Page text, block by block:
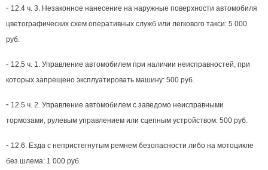
- 12.4 ч. 3. Незаконное нанесение на наружные поверхности автомобиля
цветографических схем оперативных служб или легкового такси: 5 000
руб.
- 12,5 ч. 1. Управление автомобилем при наличии неисправностей, при
которых запрещено эксплуатировать машину: 500 руб.
- 12.5 ч. 2. Управление автомобилем с заведомо неисправными
тормозами, рулевым управлением или сцепным устройством: 500 руб.
- 12.6. Езда с непристегнутым ремнем безопасности либо на мотоцикле
без шлема: 1 000 руб.